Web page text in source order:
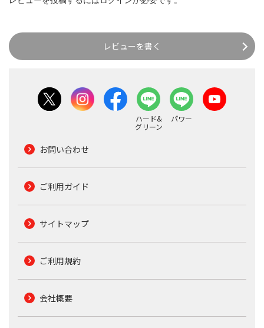
レビューを書く
ハード&
グリーン
パワー
お問い合わせ
ご利用ガイド
サイトマップ
ご利用規約
会社概要